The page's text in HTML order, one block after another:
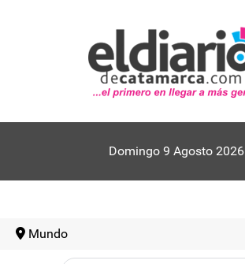
Domingo 9 Agosto 2026
Mundo